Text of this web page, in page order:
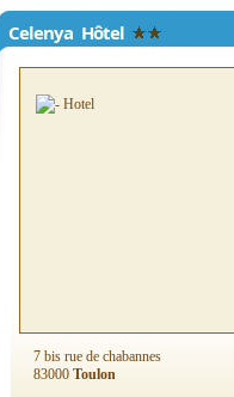
Celenya Hôtel
7 bis rue de chabannes
83000 Toulon